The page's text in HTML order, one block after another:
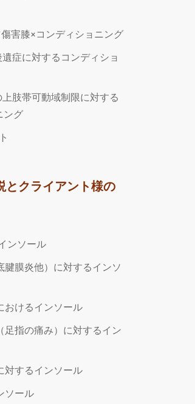
害膝×コンディショニング
症に対するコンディショ
肢帯可動域制限に対する
ング
とクライアント様の
ンソール
腱膜炎他）に対するインソ
おけるインソール
足指の痛み）に対するイン
対するインソール
ソール